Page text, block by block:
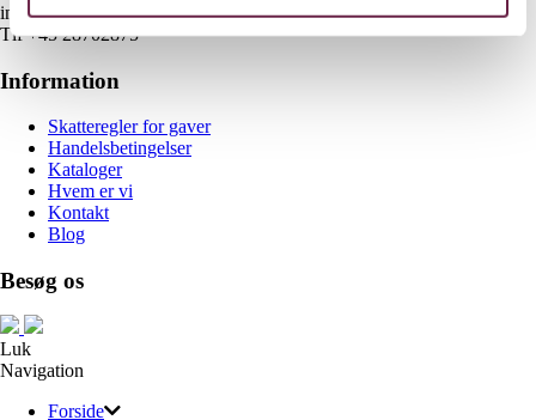
info@gaveshop.nu
Tlf +45 28702875
Information
Skatteregler for gaver
Handelsbetingelser
Kataloger
Hvem er vi
Kontakt
Blog
Besøg os
Luk
Navigation
Forside